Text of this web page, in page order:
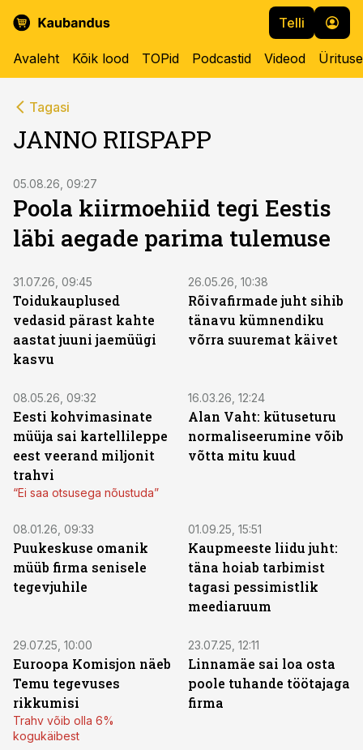
Telli
Avaleht Kõik lood TOPid Podcastid Videod
Tagasi
JANNO RIISPAPP
05.08.26, 09:27
Poola kiirmoehiid tegi Eestis
läbi aegade parima tulemuse
31.07.26, 09:45
Toidukauplused
vedasid pärast kahte
aastat juuni jaemüügi
kasvu
26.05.26, 10:38
Rõivafirmade juht sihib
tänavu kümnendiku
võrra suuremat käivet
08.05.26, 09:32
Eesti kohvimasinate
müüja sai kartellileppe
eest veerand miljonit
trahvi
“Ei saa otsusega nõustuda”
16.03.26, 12:24
Alan Vaht: kütuseturu
normaliseerumine võib
võtta mitu kuud
08.01.26, 09:33
Puukeskuse omanik
müüb firma senisele
tegevjuhile
01.09.25, 15:51
Kaupmeeste liidu juht:
täna hoiab tarbimist
tagasi pessimistlik
meediaruum
29.07.25, 10:00
Euroopa Komisjon näeb
Temu tegevuses
rikkumisi
Trahv võib olla 6%
kogukäibest
23.07.25, 12:11
Linnamäe sai loa osta
poole tuhande töötajaga
firma